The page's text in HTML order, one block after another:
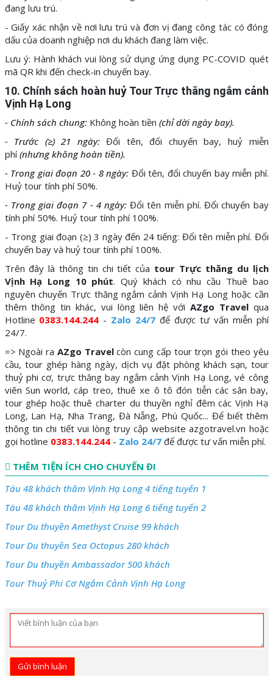
đang lưu trú.
- Giấy xác nhận về nơi lưu trú và đơn vị đang công tác có đóng
dấu của doanh nghiệp nơi du khách đang làm việc.
Lưu ý: Hành khách vui lòng sử dụng ứng dụng PC-COVID quét
mã QR khi đến check-in chuyến bay.
10. Chính sách hoàn huỷ Tour Trực thăng ngắm cảnh
Vịnh Hạ Long
- Chính sách chung: Không hoàn tiền (chỉ dời ngày bay).
- Trước (≥) 21 ngày:Đổi tên, đổi chuyến bay, huỷ miễn
phí(nhưng không hoàn tiền).
- Trong giai đoạn 20 - 8 ngày: Đổi tên, đổi chuyến bay miễn phí.
Huỷ tour tính phí 50%.
- Trong giai đoạn 7 - 4 ngày:Đổi tên miễn phí. Đổi chuyến bay
tính phí 50%. Huỷ tour tính phí 100%.
- Trong giai đoạn (≥) 3 ngày đến 24 tiếng: Đổi tên miễn phí. Đổi
chuyến bay và huỷ tour tính phí 100%.
Trên đây là thông tin chi tiết của tour Trực thăng du lịch
Vịnh Hạ Long 10 phút. Quý khách có nhu cầu Thuê bao
nguyên chuyến Trực thăng ngắm cảnh Vịnh Hạ Long hoặc cần
thêm thông tin khác, vui lòng liên hệ với AZgo Travelqua
Hotline 0383.144.244 - Zalo 24/7 để được tư vấn miễn phí
24/7.
=> Ngoài ra AZgo Travelcòn cung cấp tour trọn gói theo yêu
cầu, tour ghép hàng ngày, dịch vụ đặt phòng khách sạn, tour
thuỷ phi cơ, trực thăng bay ngắm cảnh Vịnh Hạ Long, vé công
viên Sun world, cáp treo, thuê xe ô tô đón tiễn các sân bay,
tour ghép hoặc thuê charter du thuyền nghỉ đêm các Vịnh Hạ
Long, Lan Hạ, Nha Trang, Đà Nẵng, Phú Quốc... Để biết thêm
thông tin chi tiết vui lòng truy cập websiteazgotravel.vn hoặc
gọi hotline 0383.144.244- Zalo 24/7để được tư vấn miễn phí.
THÊM TIỆN ÍCH CHO CHUYẾN ĐI
Tàu 48 khách thăm Vịnh Hạ Long 4 tiếng tuyến 1
Tàu 48 khách thăm Vịnh Hạ Long 6 tiếng tuyến 2
Tour Du thuyền Amethyst Cruise 99 khách
Tour Du thuyền Sea Octopus 280 khách
Tour Du thuyền Ambassador 500 khách
Tour Thuỷ Phi Cơ Ngắm Cảnh Vịnh Hạ Long
Gửi bình luận